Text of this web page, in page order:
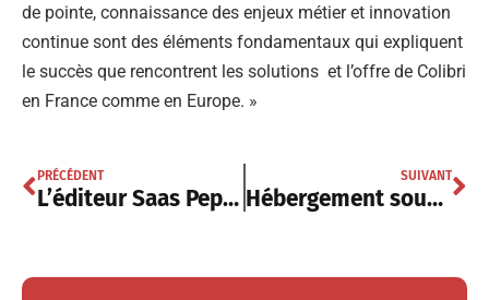
de pointe, connaissance des enjeux métier et innovation
continue sont des éléments fondamentaux qui expliquent
le succès que rencontrent les solutions et l’offre de Colibri
en France comme en Europe. »
PRÉCÉDENT
L’éditeur Saas Pepperbay complète ses effectifs stratégiques
SUIVANT
Hébergement souverain: TELEHOUSE étoffe sa présence à l’échelle nationale